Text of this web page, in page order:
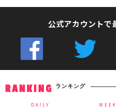
公式アカウントで
RANKING ランキング
DAILY